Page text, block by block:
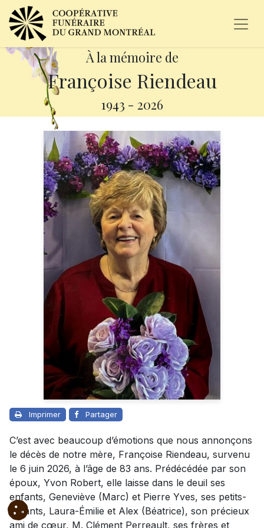
À la mémoire de
Françoise Riendeau
1943 - 2026
Imprimer Partager
C’est avec beaucoup d’émotions que nous annonçons
le décès de notre mère, Françoise Riendeau, survenu
le 6 juin 2026, à l’âge de 83 ans. Prédécédée par son
époux, Yvon Robert, elle laisse dans le deuil ses
enfants, Geneviève (Marc) et Pierre Yves, ses petits-
enfants, Laura-Émilie et Alex (Béatrice), son précieux
ami de cœur, M. Clément Perreault, ses frères et